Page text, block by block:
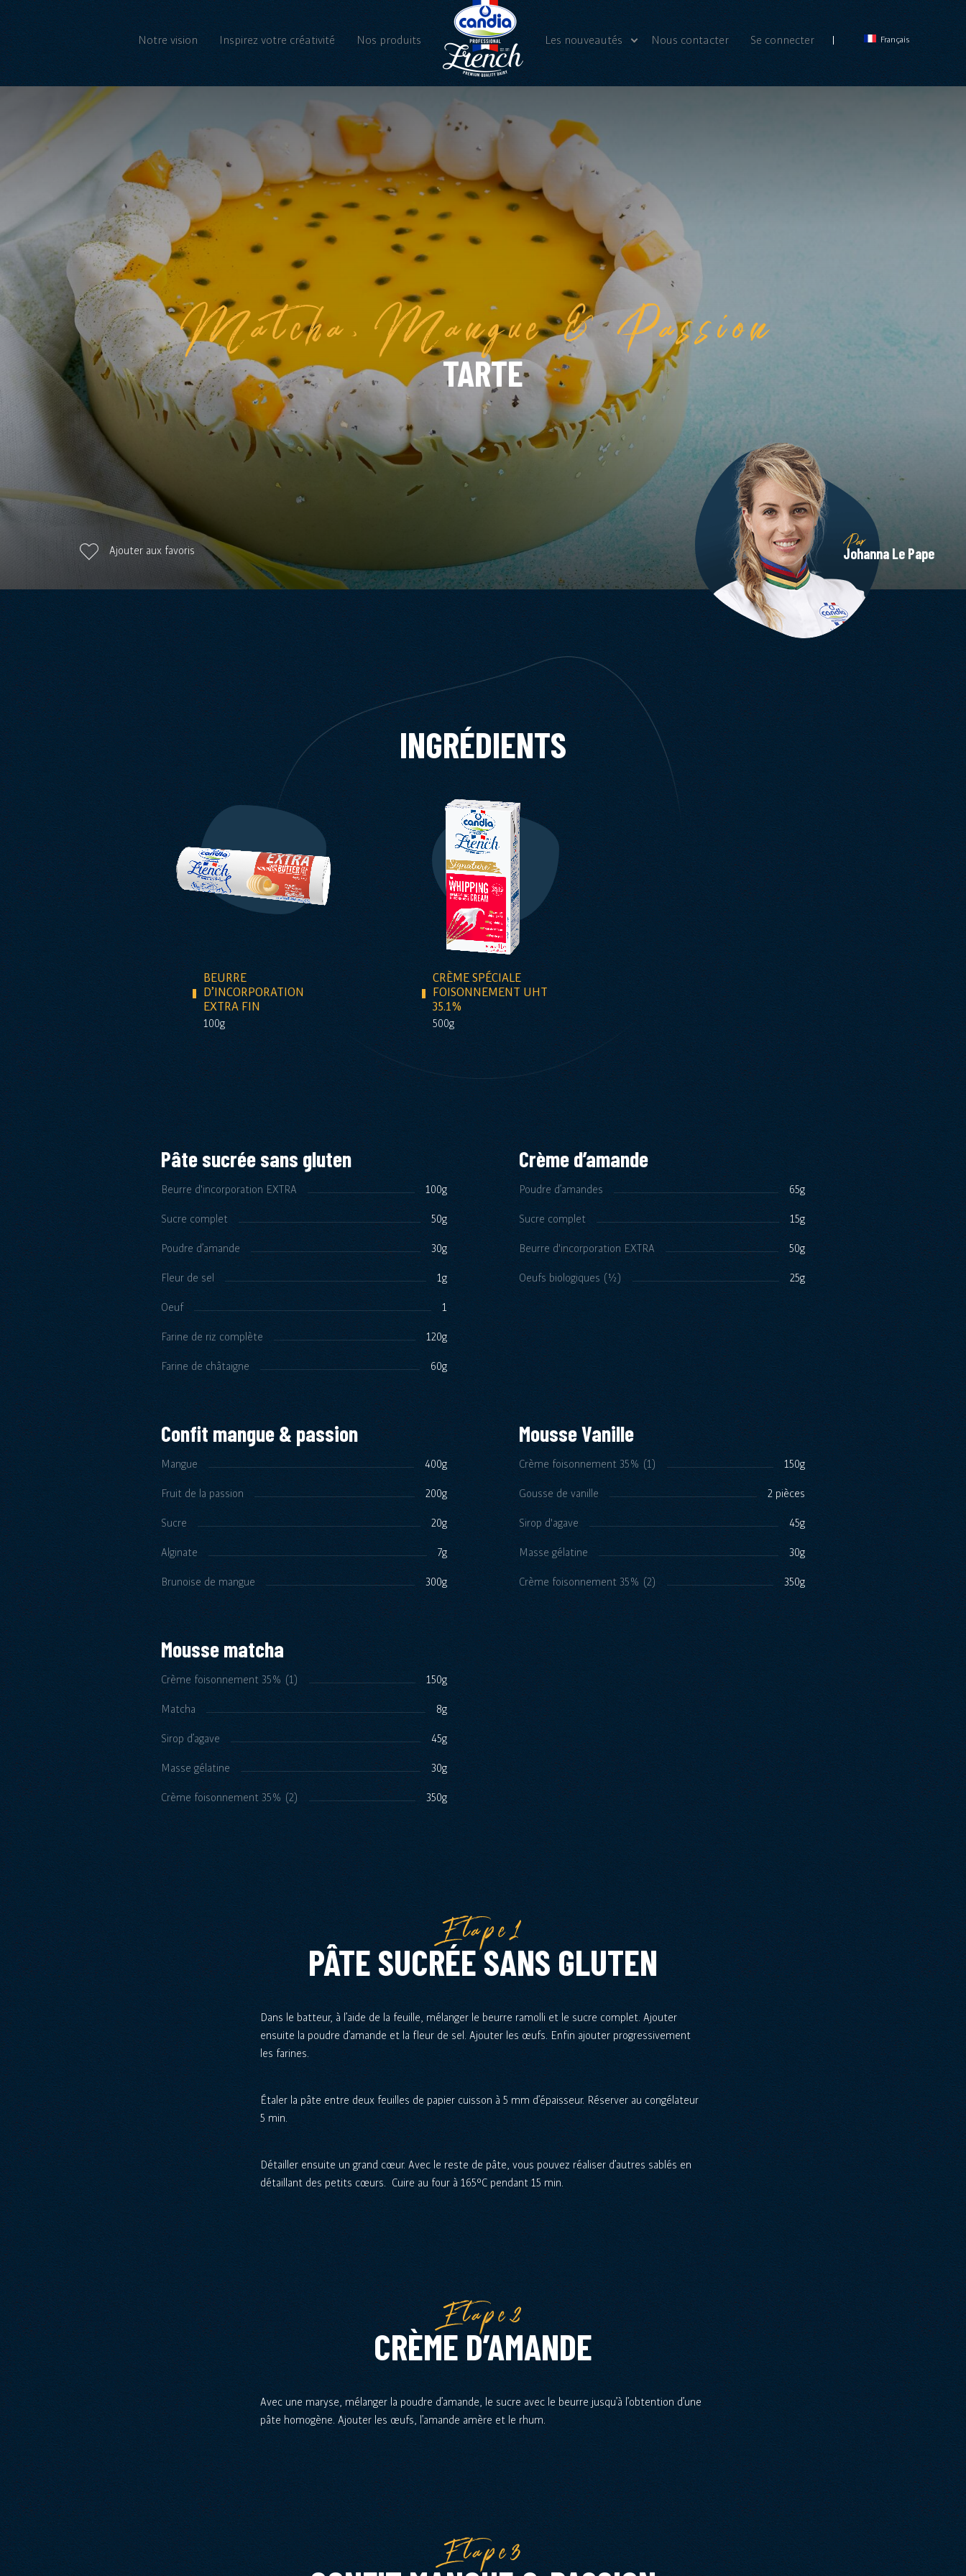
Notre vision Inspirez votre créativité Nos produits Les nouveautés
Nos actualités
Vidéos
Nous contacter Se connecter Français
Matcha, Mangue & Passion
TARTE
Ajouter aux favoris Par
Johanna Le Pape
INGRÉDIENTS
BEURRE
D’INCORPORATION
EXTRA FIN
100g
CRÈME SPÉCIALE
FOISONNEMENT UHT
35.1%
500g
Pâte sucrée sans gluten
Beurre d'incorporation EXTRA
100g
Sucre complet
50g
Poudre d’amande
30g
Fleur de sel
1g
Oeuf
1
Farine de riz complète
120g
Farine de châtaigne
60g
Crème d’amande
Poudre d’amandes
65g
Sucre complet
15g
Beurre d'incorporation EXTRA
50g
Oeufs biologiques (½)
25g
Confit mangue & passion
Mangue
400g
Fruit de la passion
200g
Sucre
20g
Alginate
7g
Brunoise de mangue
300g
Mousse Vanille
Crème foisonnement 35% (1)
150g
Gousse de vanille
2 pièces
Sirop d'agave
45g
Masse gélatine
30g
Crème foisonnement 35% (2)
350g
Mousse matcha
Crème foisonnement 35% (1)
150g
Matcha
8g
Sirop d’agave
45g
Masse gélatine
30g
Crème foisonnement 35% (2)
350g
Etape1
PÂTE SUCRÉE SANS GLUTEN
Dans le batteur, à l’aide de la feuille, mélanger le beurre ramolli et le sucre complet. Ajouter
ensuite la poudre d’amande et la fleur de sel. Ajouter les œufs. Enfin ajouter progressivement
les farines.
Étaler la pâte entre deux feuilles de papier cuisson à 5 mm d’épaisseur. Réserver au congélateur
5 min.
Détailler ensuite un grand cœur. Avec le reste de pâte, vous pouvez réaliser d’autres sablés en
détaillant des petits cœurs. Cuire au four à 165°C pendant 15 min.
Etape2
CRÈME D’AMANDE
Avec une maryse, mélanger la poudre d’amande, le sucre avec le beurre jusqu’à l’obtention d’une
pâte homogène. Ajouter les œufs, l’amande amère et le rhum.
Etape3